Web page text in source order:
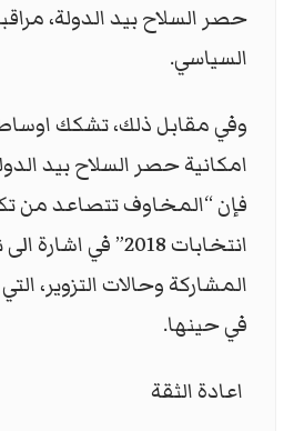
حصر السلاح بيد الدولة،
السياسي.
وفي مقابل ذلك، تشكك
امكانية حصر السلاح بيد
فإن “المخاوف تتصاعد من
انتخابات 2018” في
المشاركة وحالات التزوير،
في حينها.
اعادة الثقة